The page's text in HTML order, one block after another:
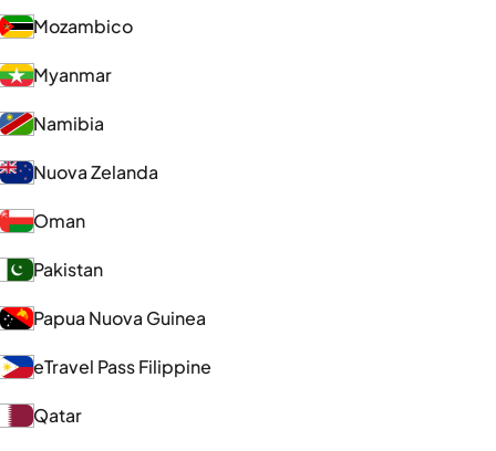
Mozambico
Myanmar
Namibia
Nuova Zelanda
Oman
Pakistan
Papua Nuova Guinea
eTravel Pass Filippine
Qatar